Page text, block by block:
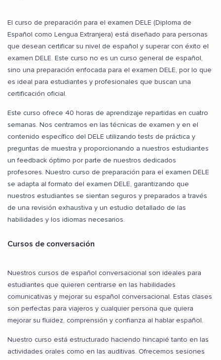
El curso de preparación para el examen DELE (Diploma de
Español como Lengua Extranjera) está diseñado para personas
que desean certificar su nivel de español y superar con éxito el
examen DELE. Este curso no es un curso general de español,
sino una preparación enfocada para el examen DELE, por lo que
es ideal para estudiantes y profesionales que buscan una
certificación oficial.
Este curso ofrece 40 horas de aprendizaje repartidas en cuatro
semanas. Nos centramos en las técnicas de examen y en el
contenido específico del DELE utilizando tests de práctica y
preguntas de muestra y proporcionando a nuestros estudiantes
un feedback óptimo por parte de nuestros dedicados
profesores. Nuestro curso de preparación para el examen DELE
se adapta al formato del examen DELE, garantizando que
nuestros estudiantes se sientan seguros y preparados a través
de una revisión exhaustiva y un estudio detallado de las
habilidades y los idiomas necesarios.
Cursos de conversación
Nuestros cursos de español conversacional son ideales para
estudiantes que quieren centrarse en las habilidades
comunicativas y mejorar su español conversacional. Estas clases
son perfectas para viajeros y cualquier persona que quiera
mejorar su fluidez, comprensión y confianza al hablar español.
Nuestro curso está estructurado haciendo hincapié tanto en las
actividades orales como en las auditivas. Ofrecemos sesiones